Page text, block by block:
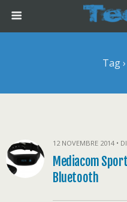
Tag
12 NOVEMBRE 2014 •
Mediacom
Bluetooth